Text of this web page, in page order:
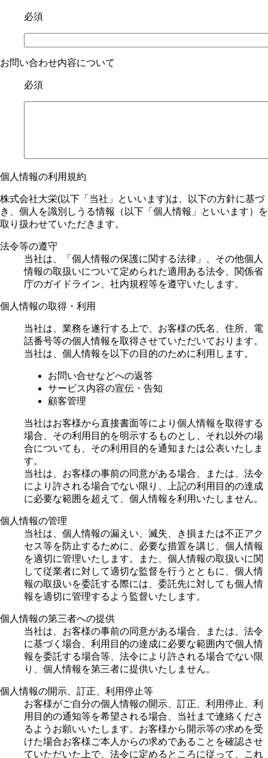
必須
お問い合わせ内容について
必須
個人情報の利用規約
株式会社大栄(以下「当社」といいます)は、以下の方針に基づ
き、個人を識別しうる情報（以下「個人情報」といいます）を
取り扱わせていただきます。
法令等の遵守
当社は、「個人情報の保護に関する法律」、その他個人
情報の取扱いについて定められた適用ある法令、関係省
庁のガイドライン、社内規程等を遵守いたします。
個人情報の取得・利用
当社は、業務を遂行する上で、お客様の氏名、住所、電
話番号等の個人情報を取得させていただいております。
当社は、個人情報を以下の目的のために利用します。
お問い合せなどへの返答
サービス内容の宣伝・告知
顧客管理
当社はお客様から直接書面等により個人情報を取得する
場合、その利用目的を明示するものとし、それ以外の場
合についても、その利用目的を通知または公表いたしま
す。
当社は、お客様の事前の同意がある場合、または、法令
により許される場合でない限り、上記の利用目的の達成
に必要な範囲を超えて、個人情報を利用いたしません。
個人情報の管理
当社は、個人情報の漏えい、滅失、き損または不正アク
セス等を防止するために、必要な措置を講じ、個人情報
を適切に管理いたします。また、個人情報の取扱いに関
して従業者に対して適切な監督を行うとともに、個人情
報の取扱いを委託する際には、委託先に対しても個人情
報を適切に管理するよう監督いたします。
個人情報の第三者への提供
当社は、お客様の事前の同意がある場合、または、法令
に基づく場合、利用目的の達成に必要な範囲内で個人情
報を委託する場合等、法令により許される場合でない限
り、個人情報を第三者に提供いたしません。
個人情報の開示、訂正、利用停止等
お客様がご自分の個人情報の開示、訂正、利用停止、利
用目的の通知等を希望される場合、当社まで連絡くださ
るようお願いいたします。お客様から開示等の求めを受
けた場合お客様ご本人からの求めであることを確認させ
ていただいた上で、法令に定めるところに従って、これ